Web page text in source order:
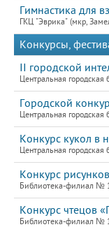
Гимнастика для
ГКЦ "Эврика" (мкр,
Конкурсы,
II городской
Центральная
Городской
Центральная
Конкурс кукол в
Центральная
Конкурс
Библиотека-филиал №
Конкурс чтецов
Библиотека-филиал №